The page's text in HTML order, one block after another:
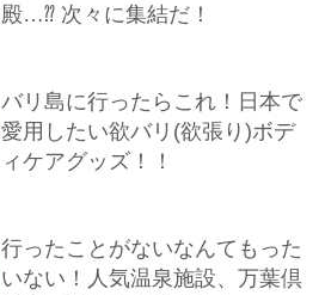
殿…⁇ 次々に集結だ！
バリ島に行ったらこれ！日本で
愛用したい欲バリ(欲張り)ボデ
ィケアグッズ！！
行ったことがないなんてもった
いない！人気温泉施設、万葉倶